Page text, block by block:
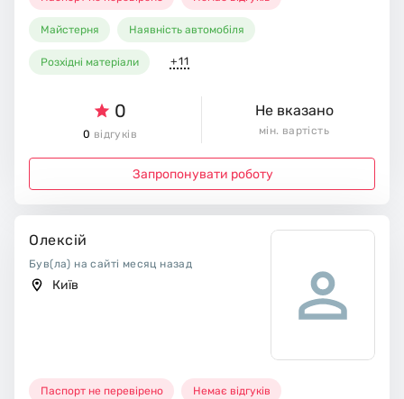
Майстерня Наявність автомобіля
Розхідні матеріали +11
0
0 відгуків
Не вказано
мін. вартість
Запропонувати роботу
Олексій
Був(ла) на сайті месяц назад
Київ
Паспорт не перевірено Немає відгуків